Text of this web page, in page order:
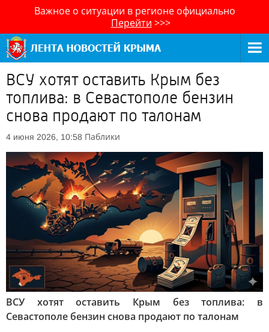
Важное о ситуации в регионе официально
Перейти >>>
ВСУ хотят оставить Крым без
топлива: в Севастополе бензин
снова продают по талонам
4 июня 2026, 10:58 Паблики
ВСУ хотят оставить Крым без топлива: в
Севастополе бензин снова продают по талонам